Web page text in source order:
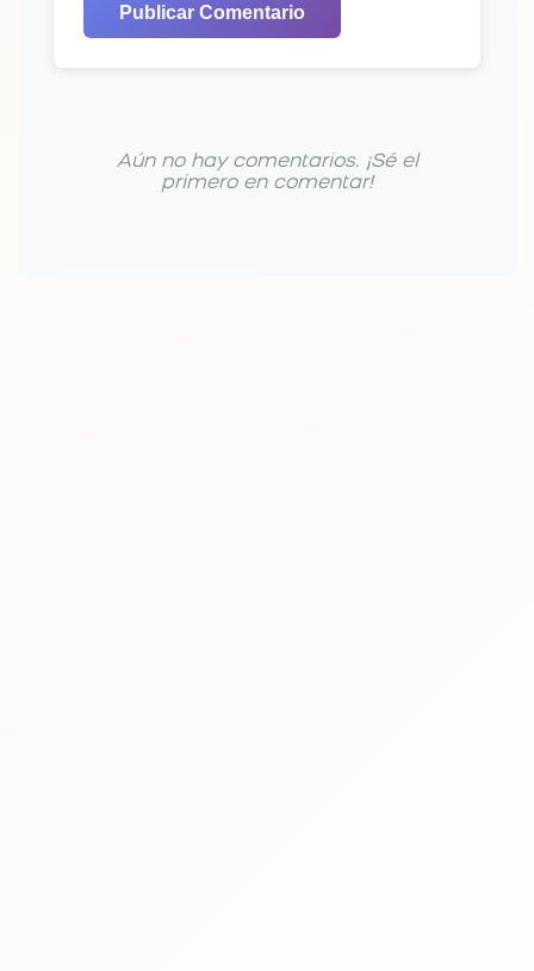
Publicar Comentario
Aún no hay comentarios. ¡Sé el
primero en comentar!